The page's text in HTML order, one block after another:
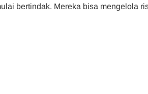
bertindak. Mereka bisa mengelola